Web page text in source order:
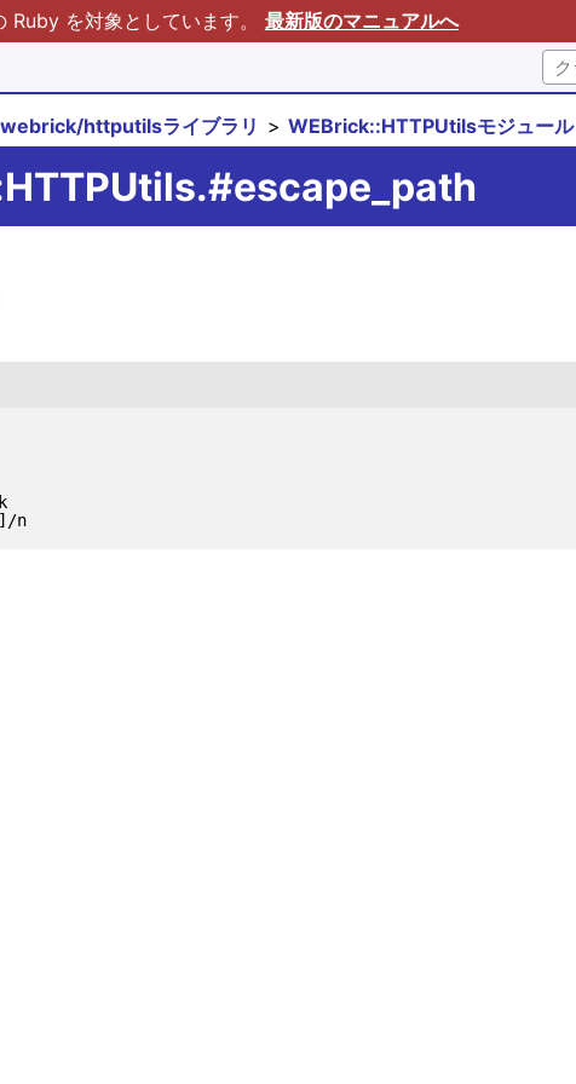
Ruby を対象としています。 最新版のマニュアルへ
webrick/httputilsライブラリ WEBrick::HTTPUtilsモジュール
/[^#{Regexp.escape(unreserved + ":@&=+$,")}]/n